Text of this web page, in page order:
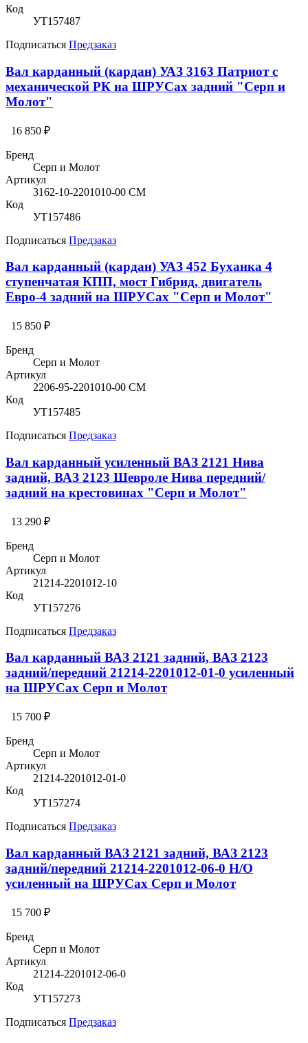
Код
УТ157487
Подписаться Предзаказ
Вал карданный (кардан) УАЗ 3163 Патриот с
механической РК на ШРУСах задний "Серп и
Молот"
16 850 ₽
Бренд
Серп и Молот
Артикул
3162-10-2201010-00 СМ
Код
УТ157486
Подписаться Предзаказ
Вал карданный (кардан) УАЗ 452 Буханка 4
ступенчатая КПП, мост Гибрид, двигатель
Евро-4 задний на ШРУСах "Серп и Молот"
15 850 ₽
Бренд
Серп и Молот
Артикул
2206-95-2201010-00 СМ
Код
УТ157485
Подписаться Предзаказ
Вал карданный усиленный ВАЗ 2121 Нива
задний, ВАЗ 2123 Шевроле Нива передний/
задний на крестовинах "Серп и Молот"
13 290 ₽
Бренд
Серп и Молот
Артикул
21214-2201012-10
Код
УТ157276
Подписаться Предзаказ
Вал карданный ВАЗ 2121 задний, ВАЗ 2123
задний/передний 21214-2201012-01-0 усиленный
на ШРУСах Серп и Молот
15 700 ₽
Бренд
Серп и Молот
Артикул
21214-2201012-01-0
Код
УТ157274
Подписаться Предзаказ
Вал карданный ВАЗ 2121 задний, ВАЗ 2123
задний/передний 21214-2201012-06-0 Н/О
усиленный на ШРУСах Серп и Молот
15 700 ₽
Бренд
Серп и Молот
Артикул
21214-2201012-06-0
Код
УТ157273
Подписаться Предзаказ